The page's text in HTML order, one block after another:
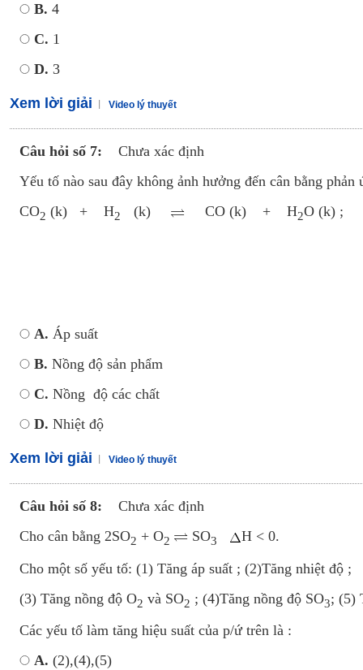
B. 4
C. 1
D. 3
Xem lời giải Video lý thuyết
Câu hỏi số 7:
Chưa xác định
Yếu tố nào sau đây không ảnh hưởng đến cân bằng phản
CO2 (k) + H2 (k) CO (k) + H2O (k) ;
A. Áp suất
B. Nồng độ sản phẩm
C. Nồng độ các chất
D. Nhiệt độ
Xem lời giải Video lý thuyết
Câu hỏi số 8:
Chưa xác định
Cho cân bằng 2SO2 + O2 SO3
H < 0.
Cho một số yếu tố: (1) Tăng áp suất ; (2)Tăng nhiệt độ ;
(3) Tăng nồng độ O2 và SO2 ; (4)Tăng nồng độ SO3; (5)
Các yếu tố làm tăng hiệu suất của p/ứ trên là :
A. (2),(4),(5)